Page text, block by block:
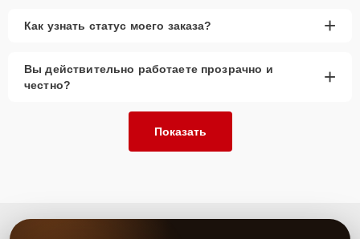
Как узнать статус моего заказа? +
Вы действительно работаете прозрачно и
честно?
+
Показать